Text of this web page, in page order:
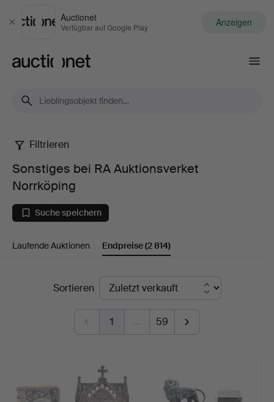
Schließen
Auctionet
Verfügbar auf Google Play Anzeigen
Sonstiges
bei
RA
Auktionsverket
Filtrieren
Sonstiges bei RA Auktionsverket
Norrköping
Suche speichern
Laufende Auktionen Endpreise(2 814)
EndpreiseSortieren
1 … 59